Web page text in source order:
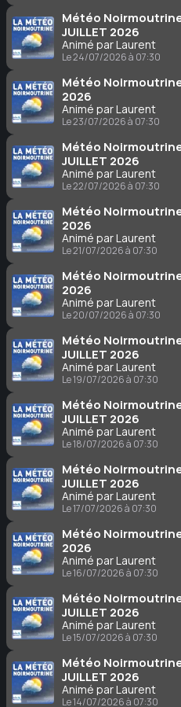
Météo Noirmoutrine
JUILLET 2026
Animé par Laurent
Le 24/07/2026 à 07:30
Météo Noirmoutrine
2026
Animé par Laurent
Le 23/07/2026 à 07:30
Météo Noirmoutrine
JUILLET 2026
Animé par Laurent
Le 22/07/2026 à 07:30
Météo Noirmoutrine
2026
Animé par Laurent
Le 21/07/2026 à 07:30
Météo Noirmoutrine
2026
Animé par Laurent
Le 20/07/2026 à 07:30
Météo Noirmoutrine
JUILLET 2026
Animé par Laurent
Le 19/07/2026 à 07:30
Météo Noirmoutrine
JUILLET 2026
Animé par Laurent
Le 18/07/2026 à 07:30
Météo Noirmoutrine
JUILLET 2026
Animé par Laurent
Le 17/07/2026 à 07:30
Météo Noirmoutrine
2026
Animé par Laurent
Le 16/07/2026 à 07:30
Météo Noirmoutrine
JUILLET 2026
Animé par Laurent
Le 15/07/2026 à 07:30
Météo Noirmoutrine
JUILLET 2026
Animé par Laurent
Le 14/07/2026 à 07:30